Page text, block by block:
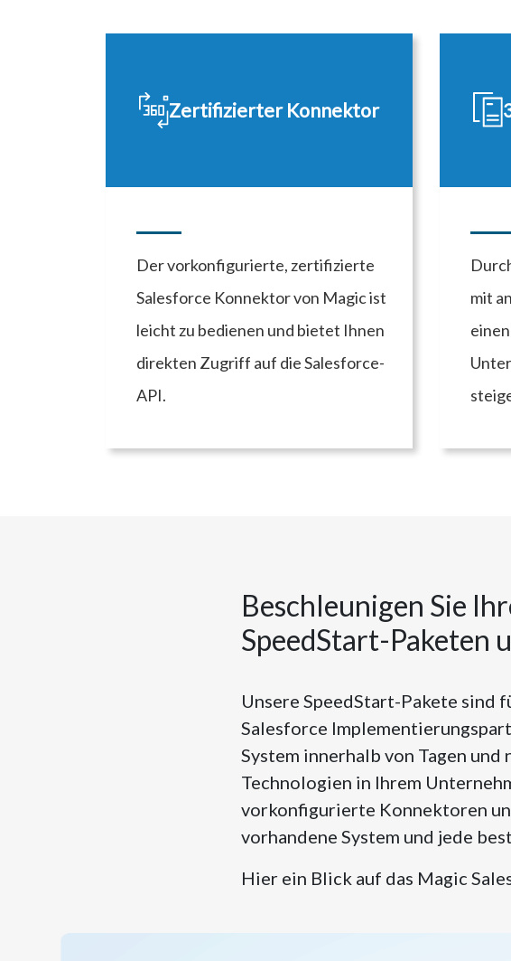
Zertifizierter Konnektor
Der vorkonfigurierte, zertifizierte
Salesforce Konnektor von Magic ist
leicht zu bedienen und bietet Ihnen
direkten Zugriff auf die Salesforce-
API.
mit
Beschleunigen Sie
SpeedStart-Paketen
Unsere SpeedStart-Pakete sind
Salesforce
System innerhalb von Tagen
Technologien in Ihrem
vorkonfigurierte Konnektoren
vorhandene System und jede
Hier ein Blick auf das Magic